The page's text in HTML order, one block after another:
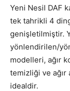
Yeni Nesil DAF
tek tahrikli 4
genişletilmiştir.
yönlendirilen/
modelleri, ağır
temizliği ve ağır
idealdir.